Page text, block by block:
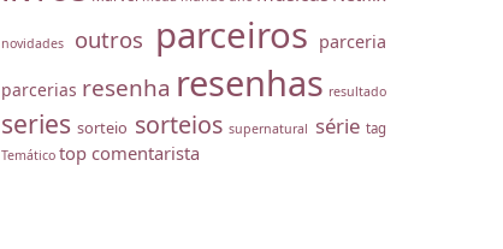
novidades outros parceiros parceria
parcerias resenha resenhas resultado
series sorteio sorteios supernatural série tag
Temático top comentarista